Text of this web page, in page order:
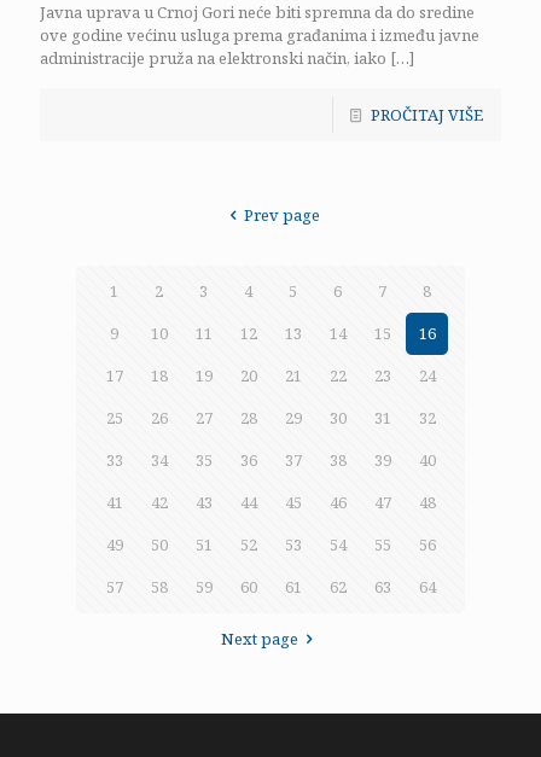
Javna uprava u Crnoj Gori neće biti spremna da do sredine
ove godine većinu usluga prema građanima i između javne
administracije pruža na elektronski način, iako […]
PROČITAJ VIŠE
Prev page
1 2 3 4 5 6 7
8
9
10 11 12 13 14 15
16
17
18 19 20 21 22 23
24
25
26 27 28 29 30 31
32
33
34 35 36 37 38 39
40
41
42 43 44 45 46 47
48
49
50 51 52 53 54 55
56
57
58 59 60 61 62 63 64
Next page